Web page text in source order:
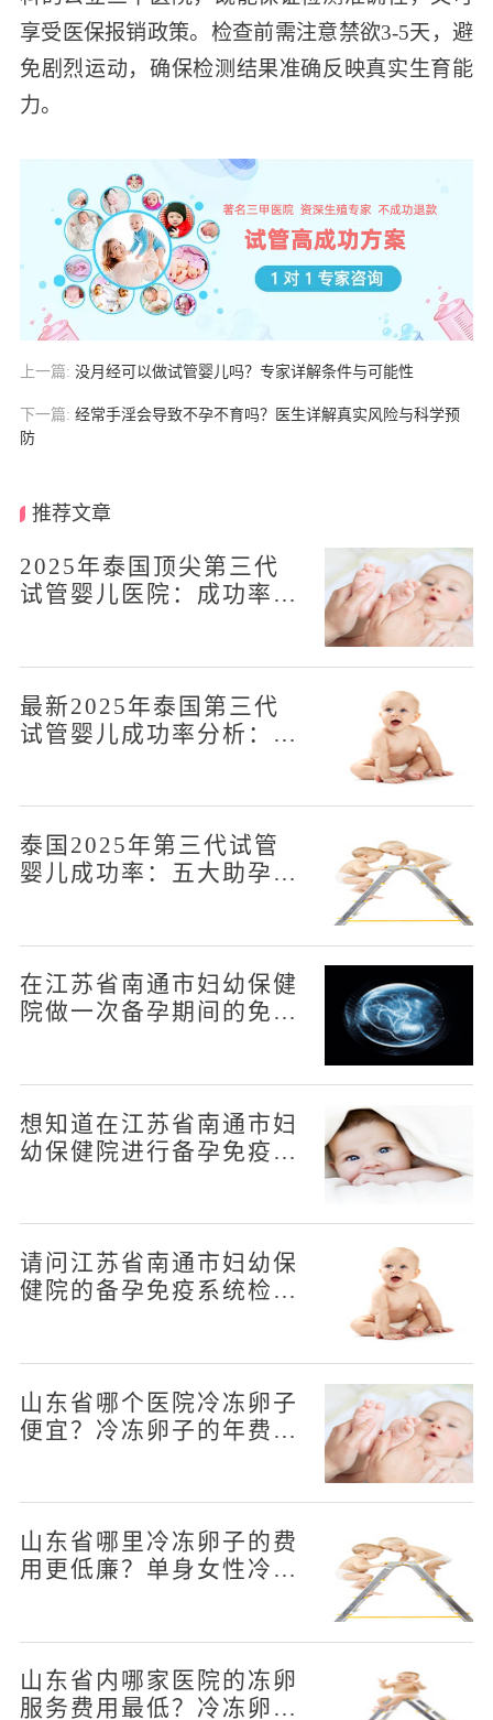
享受医保报销政策。检查前需注意禁欲3-5天，避
免剧烈运动，确保检测结果准确反映真实生育能
力。
上一篇: 没月经可以做试管婴儿吗？专家详解条件与可能性
下一篇: 经常手淫会导致不孕不育吗？医生详解真实风险与科学预
防
推荐文章
2025年泰国顶尖第三代
试管婴儿医院：成功率排
最新2025年泰国第三代
试管婴儿成功率分析：五
泰国2025年第三代试管
婴儿成功率：五大助孕机
在江苏省南通市妇幼保健
院做一次备孕期间的免疫
想知道在江苏省南通市妇
幼保健院进行备孕免疫系
请问江苏省南通市妇幼保
健院的备孕免疫系统检查
山东省哪个医院冷冻卵子
便宜？冷冻卵子的年费用
山东省哪里冷冻卵子的费
用更低廉？单身女性冷冻
山东省内哪家医院的冻卵
服务费用最低？冷冻卵子